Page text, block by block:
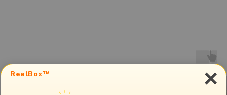
RealBox™ ×